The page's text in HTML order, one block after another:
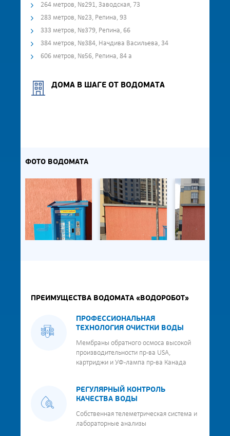
264 метров, №291, Заводская, 73
283 метров, №23, Репина, 93
333 метров, №379, Репина, 66
384 метров, №384, Начдива Васильева, 34
606 метров, №56, Репина, 84 а
ДОМА В ШАГЕ ОТ ВОДОМАТА
ФОТО ВОДОМАТА
ПРЕИМУЩЕСТВА ВОДОМАТА «ВОДОРОБОТ»
ПРОФЕССИОНАЛЬНАЯ
ТЕХНОЛОГИЯ ОЧИСТКИ ВОДЫ
Мембраны обратного осмоса высокой
производительности пр-ва USA,
картриджи и УФ-лампа пр-ва Канада
РЕГУЛЯРНЫЙ КОНТРОЛЬ
КАЧЕСТВА ВОДЫ
Собственная телеметрическая система и
лабораторные анализы